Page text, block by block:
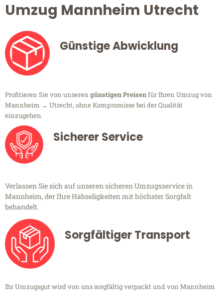
Umzug Mannheim Utrecht
Günstige Abwicklung
Profitieren Sie von unseren günstigen Preisenfür Ihren Umzug von
Mannheim → Utrecht, ohne Kompromisse bei der Qualität
einzugehen.
Sicherer Service
Verlassen Sie sich auf unseren sicheren Umzugsservice in
Mannheim, der Ihre Habseligkeiten mit höchster Sorgfalt
behandelt.
Sorgfältiger Transport
Ihr Umzugsgut wird von uns sorgfältig verpackt und von Mannheim